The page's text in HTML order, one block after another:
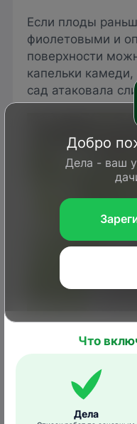
Если плоды
фиолетовыми и
поверхности
капельки
сад атаковала
Добро
Дела - ваш
Что
Дела